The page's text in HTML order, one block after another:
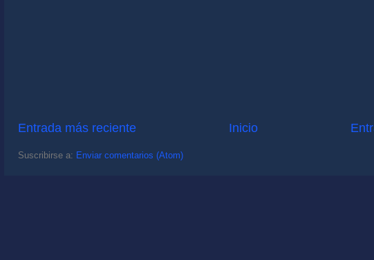
Entrada más reciente Inicio
Suscribirse a: Enviar comentarios (Atom)